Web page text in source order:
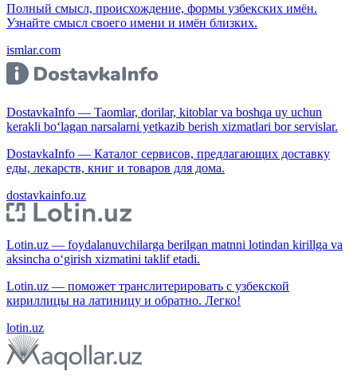
Полный смысл, происхождение, формы узбекских имён.
Узнайте смысл своего имени и имён близких.
ismlar.com
DostavkaInfo — Taomlar, dorilar, kitoblar va boshqa uy uchun
kerakli bo‘lagan narsalarni yetkazib berish xizmatlari bor servislar.
DostavkaInfo — Каталог сервисов, предлагающих доставку
еды, лекарств, книг и товаров для дома.
dostavkainfo.uz
Lotin.uz — foydalanuvchilarga berilgan matnni lotindan kirillga va
aksincha o‘girish xizmatini taklif etadi.
Lotin.uz — поможет транслитерировать с узбекской
кириллицы на латиницу и обратно. Легко!
lotin.uz